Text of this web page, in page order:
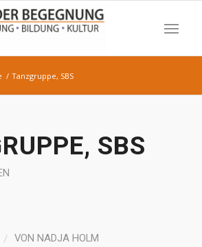
/ Tanzgruppe, SBS
SBS
/ VON NADJA HOLM